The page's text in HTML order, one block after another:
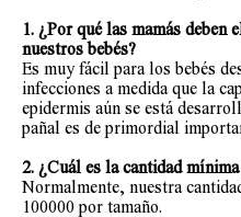
1. ¿Por qué las mamás deben
nuestros bebés?
Es muy fácil para los bebés
infecciones a medida que la
epidermis aún se está
pañal es de primordial
2. ¿Cuál es la cantidad
Normalmente, nuestra
100000 por tamaño.